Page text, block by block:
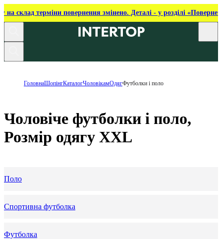
на склад терміни повернення змінено. Деталі - у розділі
ГоловнаШопінгКаталогЧоловікамОдягФутболки і поло
Чоловіче футболки і поло,
Розмір одягу XXL
Поло
Спортивна футболка
Футболка